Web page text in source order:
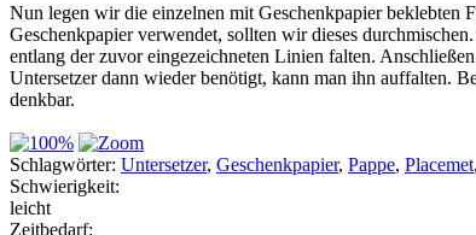
Nun legen wir die einzelnen mit Geschenkpapier beklebten
Geschenkpapier verwendet, sollten wir dieses
entlang der zuvor eingezeichneten Linien falten.
Untersetzer dann wieder benötigt, kann man ihn auffalten.
denkbar.
Schlagwörter: Untersetzer, Geschenkpapier, Pappe, Placemet,
Schwierigkeit:
leicht
Zeitbedarf: